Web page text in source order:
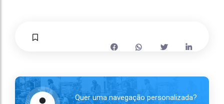
Quer uma navegação personalizada?